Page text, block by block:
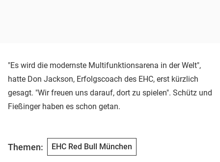
"Es wird die modernste Multifunktionsarena in der Welt",
hatte Don Jackson, Erfolgscoach des EHC, erst kürzlich
gesagt. "Wir freuen uns darauf, dort zu spielen". Schütz und
Fießinger haben es schon getan.
Themen: EHC Red Bull München